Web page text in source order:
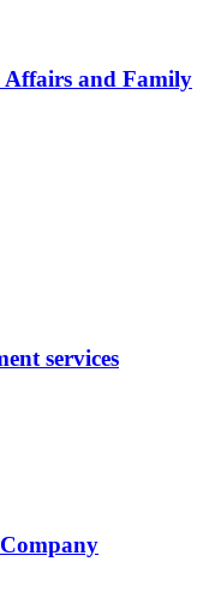
and Family
services